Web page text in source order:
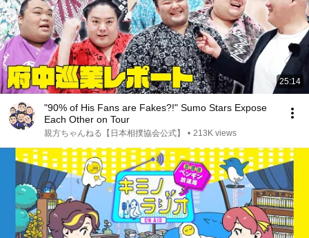
25:14
"90% of His Fans are Fakes?!" Sumo Stars Expose
Each Other on Tour
親方ちゃんねる【日本相撲協会公式】 • 213K views